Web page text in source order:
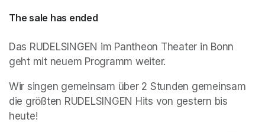
The sale has ended
Das RUDELSINGEN im Pantheon Theater in Bonn
geht mit neuem Programm weiter.
Wir singen gemeinsam über 2 Stunden gemeinsam
die größten RUDELSINGEN Hits von gestern bis
heute!